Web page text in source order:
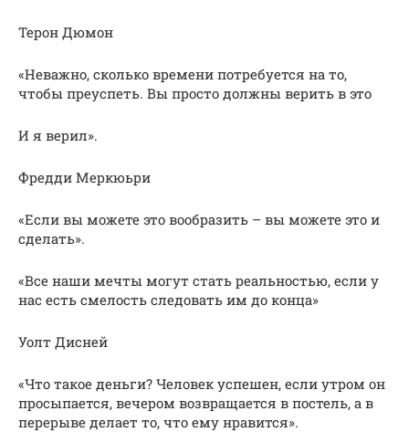
Терон Дюмон
«Неважно, сколько времени потребуется на то,
чтобы преуспеть. Вы просто должны верить в это
И я верил».
Фредди Меркюьри
«Если вы можете это вообразить – вы можете это и
сделать».
«Все наши мечты могут стать реальностью, если у
нас есть смелость следовать им до конца»
Уолт Дисней
«Что такое деньги? Человек успешен, если утром он
просыпается, вечером возвращается в постель, а в
перерыве делает то, что ему нравится».